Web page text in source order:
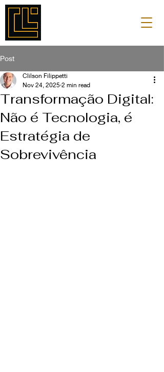
Post
Transformação Digital:
Não é Tecnologia, é
Estratégia de
Sobrevivência
Clilson Filippetti
Nov 24, 2025 2 min read